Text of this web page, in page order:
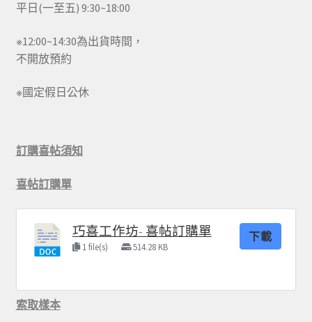
平日(一至五) 9:30~18:00
※12:00~14:30為出貨時間，
不開放預約
※國定假日公休
訂購喜帖須知
喜帖訂購單
巧喜工作坊- 喜帖訂購單
1 file(s) 514.28 KB
下載
索取樣本